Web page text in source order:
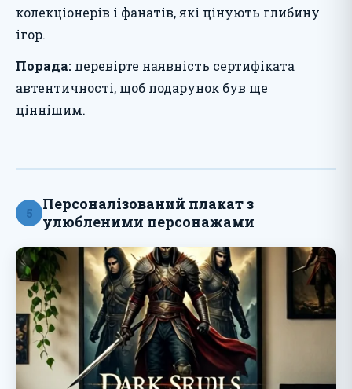
колекціонерів і фанатів, які цінують глибину
ігор.
Порада: перевірте наявність сертифіката
автентичності, щоб подарунок був ще
ціннішим.
5
Персоналізований плакат з
улюбленими персонажами